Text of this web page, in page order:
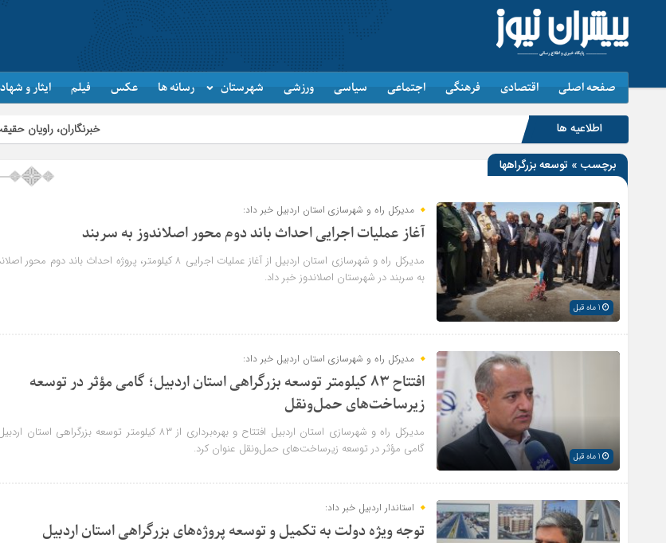
صفحه اصلی اقتصادی فرهنگی اجتماعی سیاسی ورزشی شهرستان رسانه ها عکس فیلم ایثار و
اطلاعیه ها خبرنگاران، راویان حقیقت و پل
برچسب » توسعه بزرگراهها
مدیرکل راه و شهرسازی استان اردبیل خبر داد:
آغاز عملیات اجرایی احداث باند دوم محور اصلاندوز به سربند
مدیرکل راه و شهرسازی استان اردبیل از آغاز عملیات اجرایی ۸ کیلومتر، پروژه احداث باند دوم محور
به سربند در شهرستان اصلاندوز خبر داد.
مدیرکل راه و شهرسازی استان اردبیل خبر داد:
افتتاح ۸۳ کیلومتر توسعه بزرگراهی استان اردبیل؛ گامی مؤثر در توسعه
زیرساخت‌های حمل‌ونقل
مدیرکل راه و شهرسازی استان اردبیل افتتاح و بهره‌برداری از ۸۳ کیلومتر توسعه بزرگراهی استان
گامی مؤثر در توسعه زیرساخت‌های حمل‌ونقل عنوان کرد.
استاندار اردبیل خبر داد:
توجه ویژه دولت به تکمیل و توسعه پروژه‌های بزرگراهی استان اردبیل